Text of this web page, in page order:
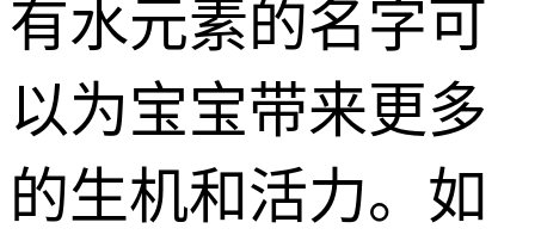
有水元素的名字可
以为宝宝带来更多
的生机和活力。如